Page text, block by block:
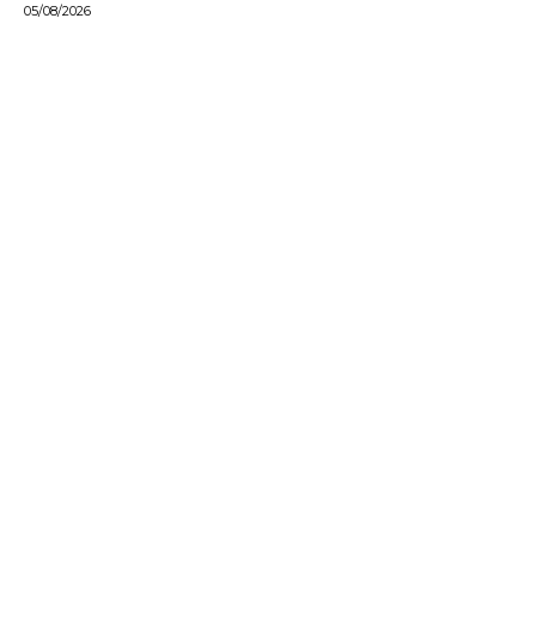
05/08/2026